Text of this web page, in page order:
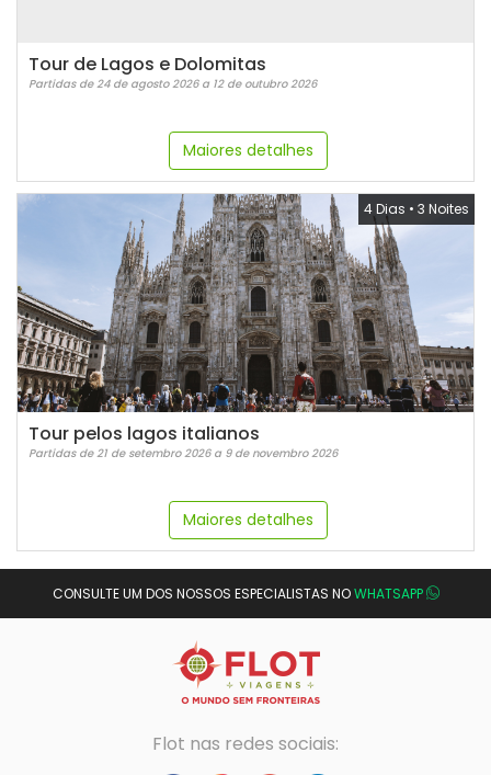
Tour de Lagos e Dolomitas
Partidas de 24 de agosto 2026 a 12 de outubro 2026
Maiores detalhes
4 Dias • 3 Noites
Tour pelos lagos italianos
Partidas de 21 de setembro 2026 a 9 de novembro 2026
Maiores detalhes
CONSULTE UM DOS NOSSOS ESPECIALISTAS NOWHATSAPP
Flot nas redes sociais: